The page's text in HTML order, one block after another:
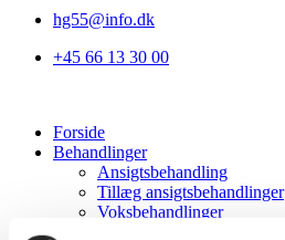
hg55@info.dk
+45 66 13 30 00
Forside
Behandlinger
Ansigtsbehandling
Tillæg ansigtsbehandlinger
Voksbehandlinger